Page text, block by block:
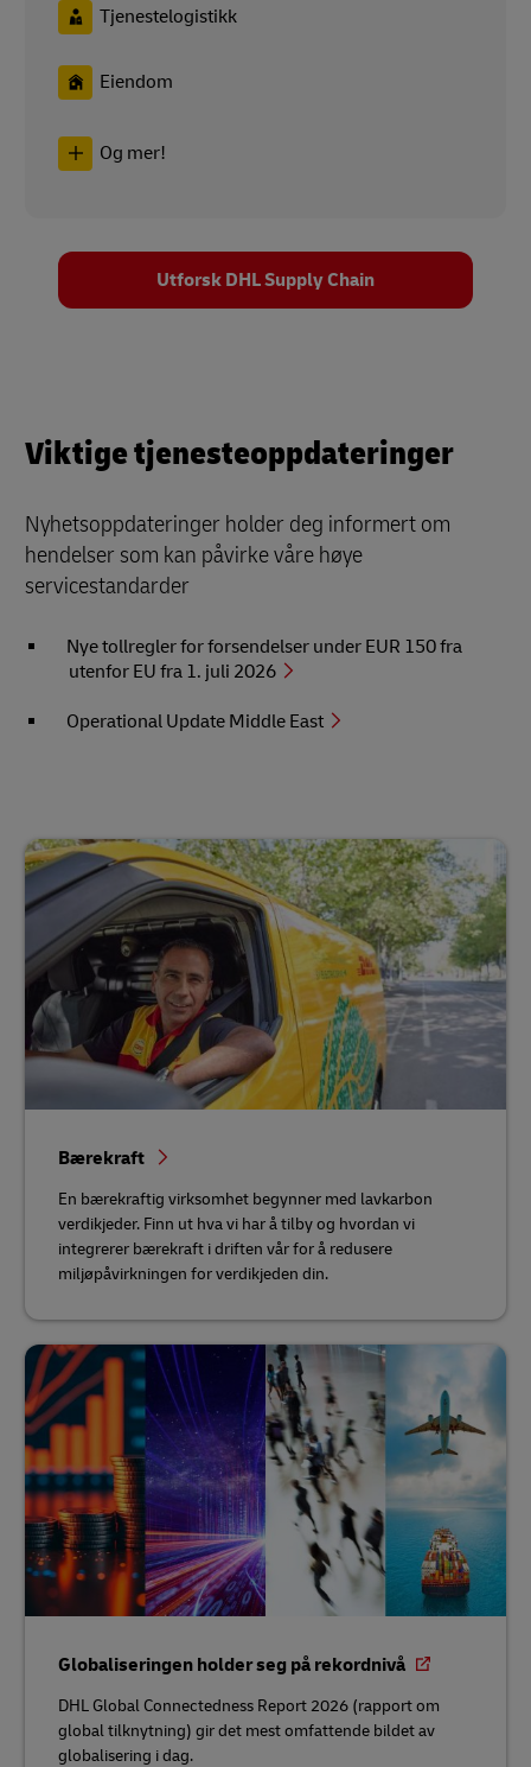
Tjenestelogistikk
Eiendom
Og mer!
Utforsk DHL Supply Chain
Viktige tjenesteoppdateringer
Nyhetsoppdateringer holder deg informert om
hendelser som kan påvirke våre høye
servicestandarder
Nye tollregler for forsendelser under EUR 150 fra
utenfor EU fra 1. juli 2026
Operational Update Middle East
Bærekraft
En bærekraftig virksomhet begynner med lavkarbon
verdikjeder. Finn ut hva vi har å tilby og hvordan vi
integrerer bærekraft i driften vår for å redusere
miljøpåvirkningen for verdikjeden din.
Globaliseringen holder seg på rekordnivå
DHL Global Connectedness Report 2026 (rapport om
global tilknytning) gir det mest omfattende bildet av
globalisering i dag.